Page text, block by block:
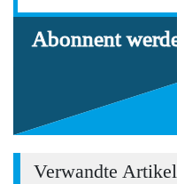
Abonnent
Verwandte Artikel